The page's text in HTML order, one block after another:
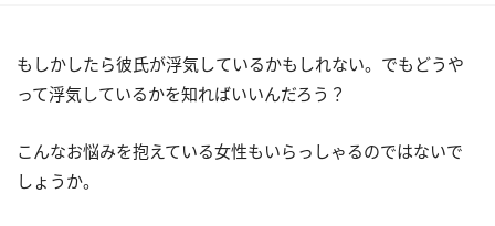
もしかしたら彼氏が浮気しているかもしれない。でもどうや
って浮気しているかを知ればいいんだろう？
こんなお悩みを抱えている女性もいらっしゃるのではないで
しょうか。